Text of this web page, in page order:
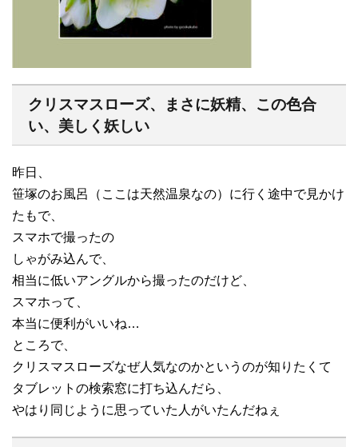
クリスマスローズ、まさに妖精、この色合
い、美しく妖しい
昨日、
笹塚のお風呂（ここは天然温泉なの）に行く途中で見かけ
たもで、
スマホで撮ったの
しゃがみ込んで、
相当に低いアングルから撮ったのだけど、
スマホって、
本当に便利がいいね…
ところで、
クリスマスローズなぜ人気なのかというのが知りたくて
タブレットの検索窓に打ち込んだら、
やはり同じように思っていた人がいたんだねぇ